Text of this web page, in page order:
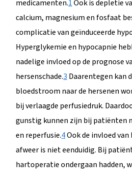
medicamenten.1Ook is depletie
calcium, magnesium en fosfaat
complicatie van geïnduceerde
Hyperglykemie en hypocapnie
nadelige invloed op de prognose
hersenschade.3 Daarentegen kan
bloedstroom naar de hersenen
bij verlaagde perfusiedruk.
gunstig kunnen zijn bij patiënten
en reperfusie.4Ook de invloed
afweer is niet eenduidig. Bij
hartoperatie ondergaan hadden,